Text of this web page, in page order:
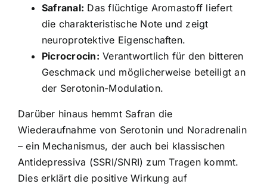
Safranal: Das flüchtige Aromastoff liefert
die charakteristische Note und zeigt
neuroprotektive Eigenschaften.
Picrocrocin: Verantwortlich für den bitteren
Geschmack und möglicherweise beteiligt an
der Serotonin-Modulation.
Darüber hinaus hemmt Safran die
Wiederaufnahme von Serotonin und Noradrenalin
– ein Mechanismus, der auch bei klassischen
Antidepressiva (SSRI/SNRI) zum Tragen kommt.
Dies erklärt die positive Wirkung auf